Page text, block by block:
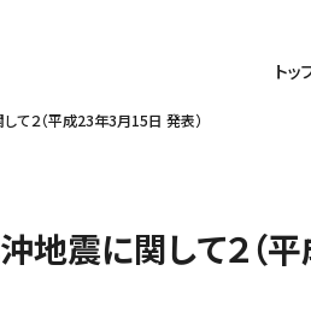
トッ
て２（平成23年3月15日 発表）
地震に関して２（